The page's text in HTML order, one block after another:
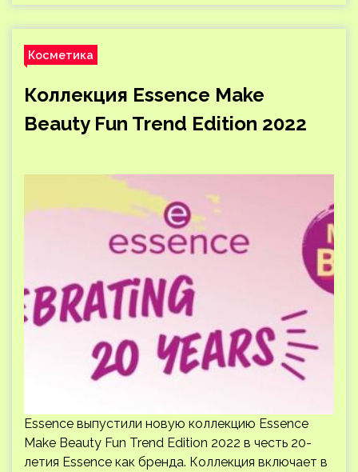
Косметика
Коллекция Essence Make
Beauty Fun Trend Edition 2022
Essence выпустили новую коллекцию Essence
Make Beauty Fun Trend Edition 2022 в честь 20-
летия Essence как бренда. Коллекция включает в